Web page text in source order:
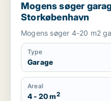
Mogens søger
Storkøbenhavn
Mogens søger 4-20 m2
Type
Garage
Areal
4 - 20 m2